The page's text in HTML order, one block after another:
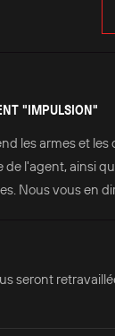
"IMPULSION"
les armes et
de l'agent, ainsi
Nous vous en
seront